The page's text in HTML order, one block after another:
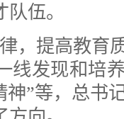
伍。
提高教育
线发现和培
神”等，总书